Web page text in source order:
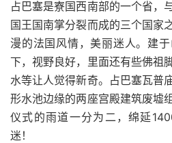
占巴塞是寮国西南部的一个省，
国王国南掌分裂而成的三个国家
漫的法国风情，美丽迷人。建
下，视野良好，里面还有些佛祖
水等让人觉得新奇。占巴塞瓦普
形水池边缘的两座宫殿建筑废墟
仪式的雨道一分为二，绵延
迷！